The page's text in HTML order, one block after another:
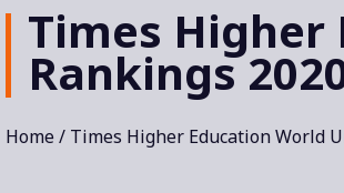
Times
Rankings
Home/ Times Higher Education World